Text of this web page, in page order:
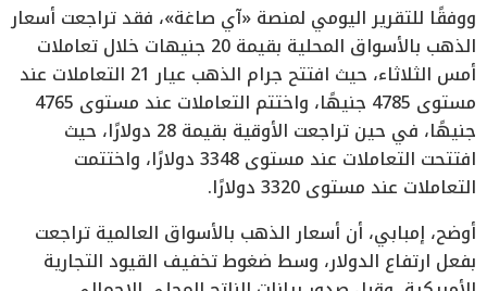
ووفقًا للتقرير اليومي لمنصة «آي صاغة»، فقد تراجعت أسعار
الذهب بالأسواق المحلية بقيمة 20 جنيهات خلال تعاملات
أمس الثلاثاء، حيث افتتح جرام الذهب عيار 21 التعاملات عند
مستوى 4785 جنيهًا، واختتم التعاملات عند مستوى 4765
جنيهًا، في حين تراجعت الأوقية بقيمة 28 دولارًا، حيث
افتتحت التعاملات عند مستوى 3348 دولارًا، واختتمت
التعاملات عند مستوى 3320 دولارًا.
أوضح، إمبابي، أن أسعار الذهب بالأسواق العالمية تراجعت
بفعل ارتفاع الدولار، وسط ضغوط تخفيف القيود التجارية